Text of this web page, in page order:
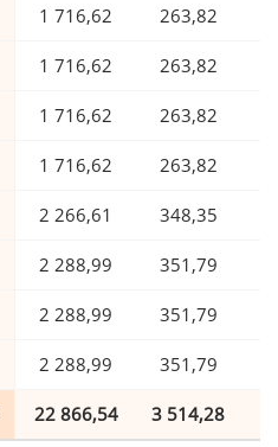
1 716,62 263,82
1 716,62 263,82
1 716,62 263,82
1 716,62 263,82
2 266,61 348,35
2 288,99 351,79
2 288,99 351,79
2 288,99 351,79
22 866,54 3 514,28